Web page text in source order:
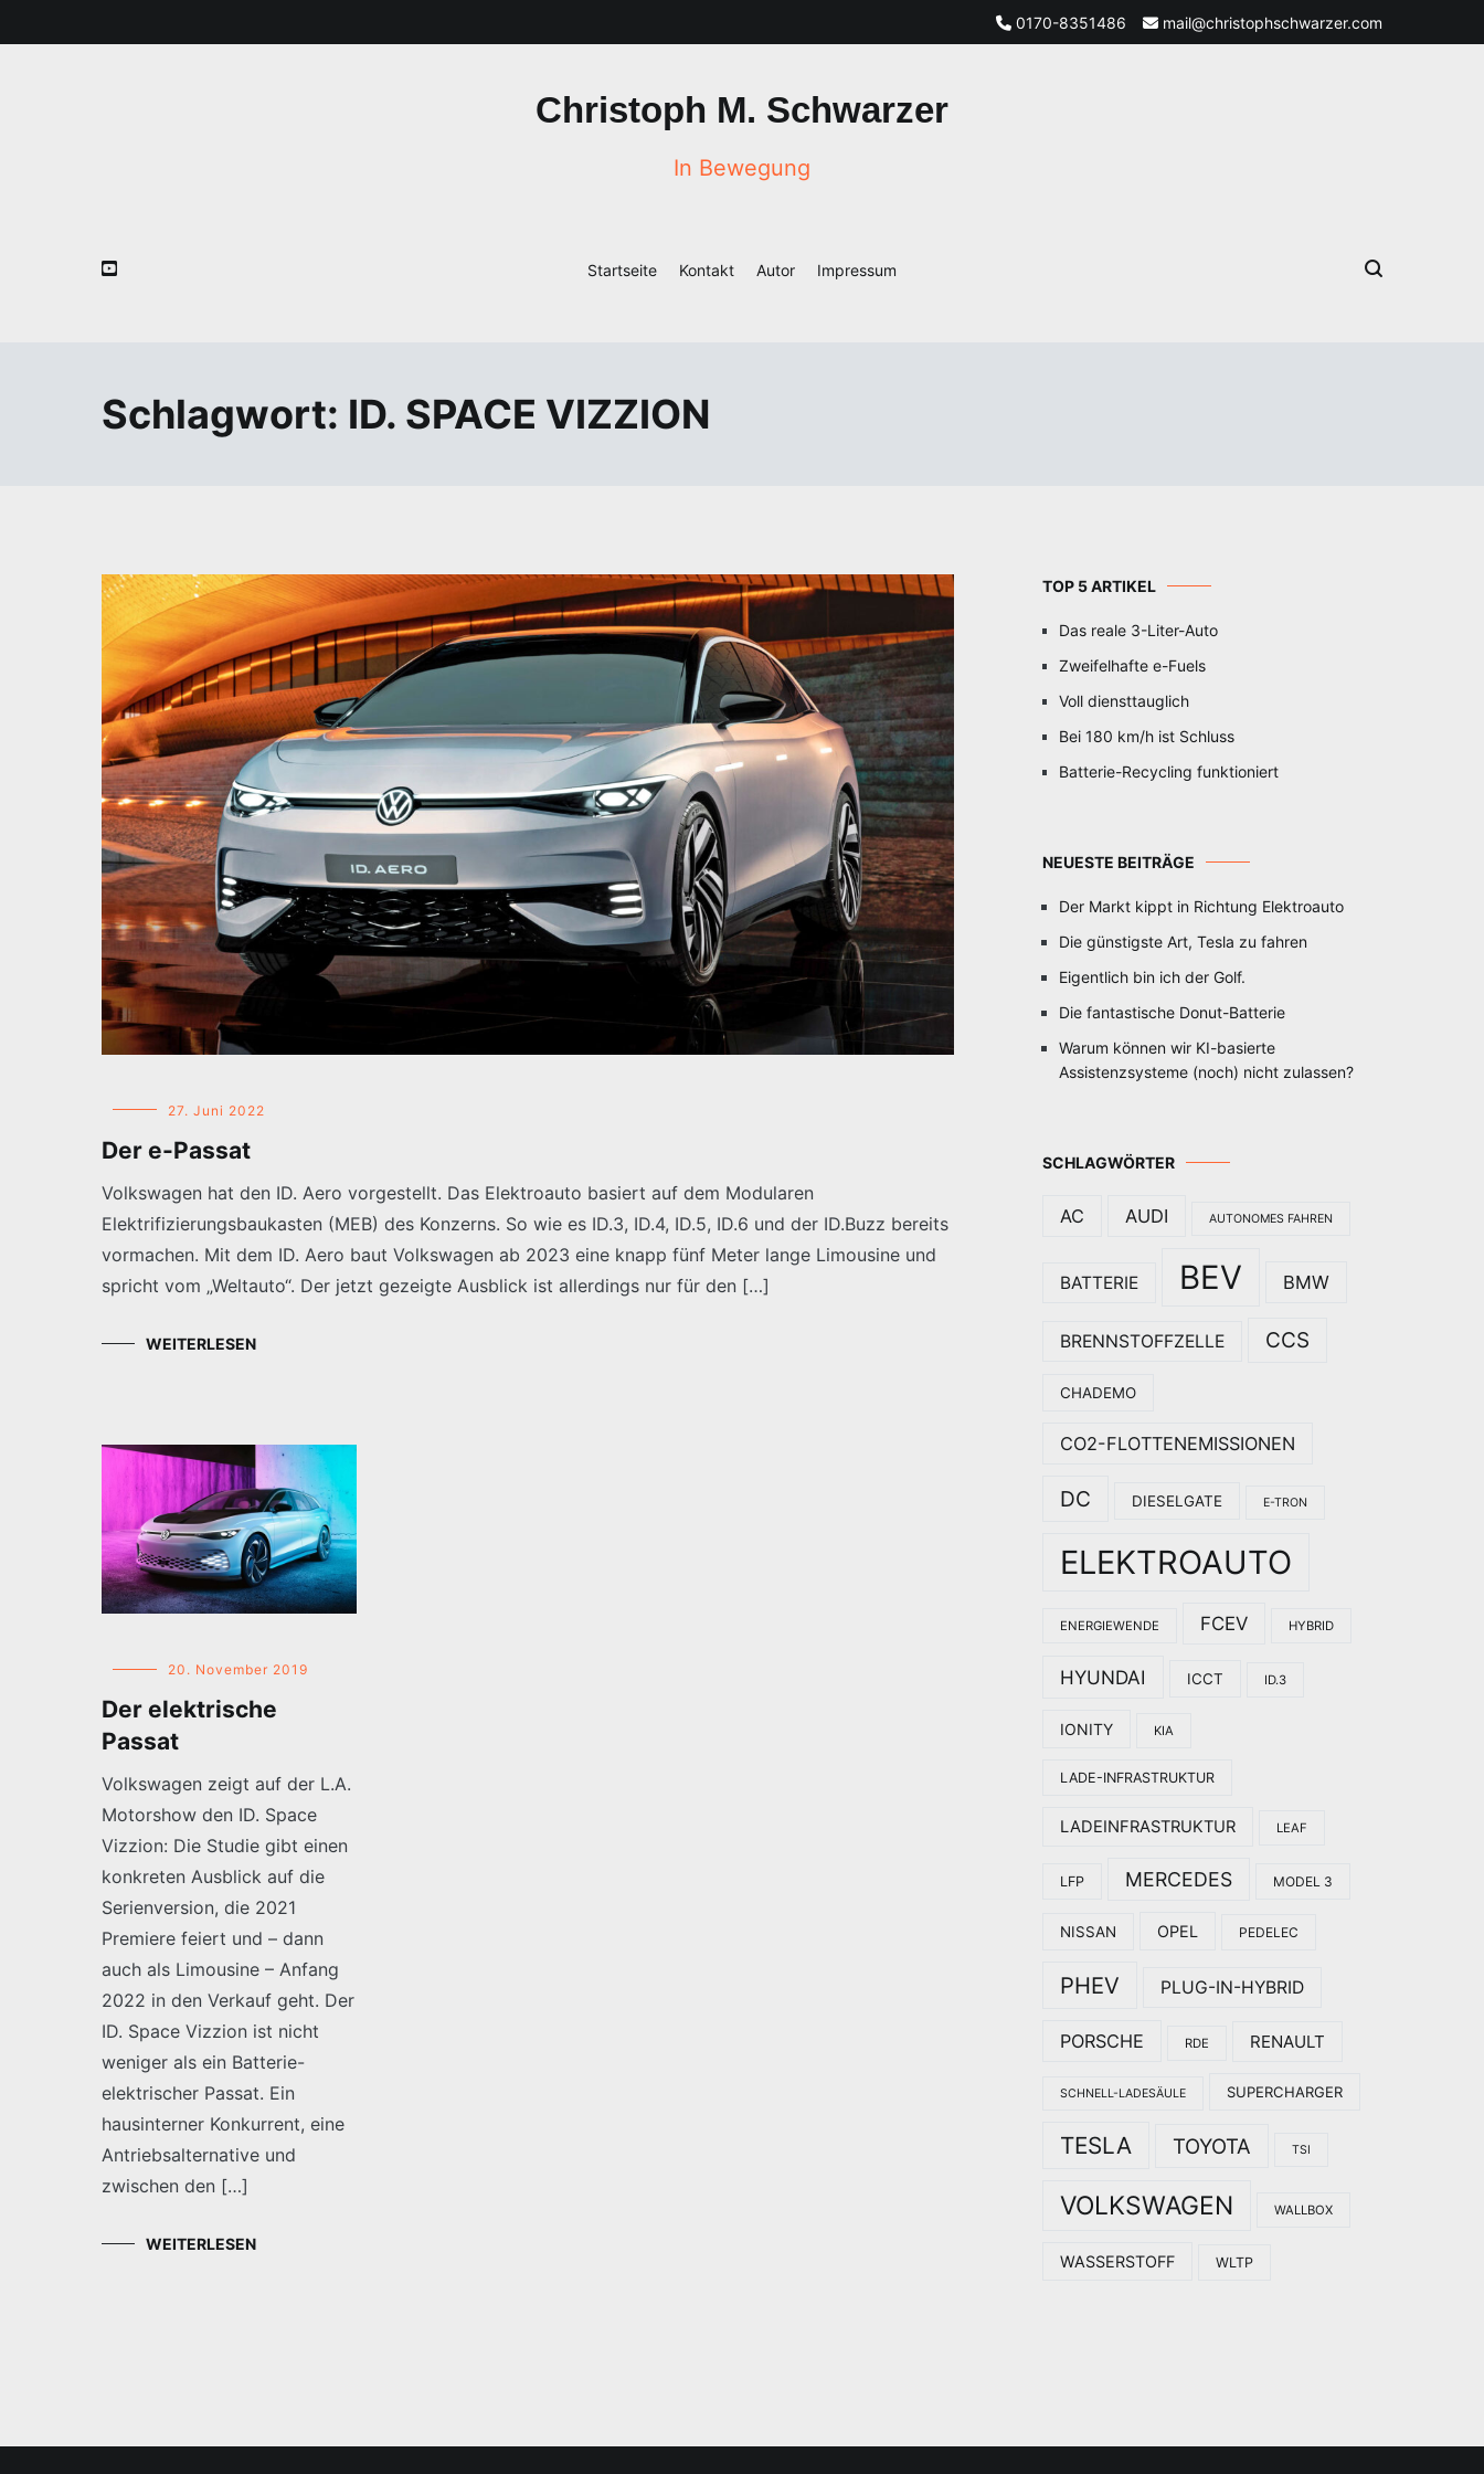
0170-8351486 mail@christophschwarzer.com
Christoph M. Schwarzer
In Bewegung
Startseite Kontakt Autor Impressum
Schlagwort: ID. SPACE VIZZION
27. Juni 2022
Der e-Passat
Volkswagen hat den ID. Aero vorgestellt. Das Elektroauto basiert auf dem Modularen
Elektrifizierungsbaukasten (MEB) des Konzerns. So wie es ID.3, ID.4, ID.5, ID.6 und der ID.Buzz bereits
vormachen. Mit dem ID. Aero baut Volkswagen ab 2023 eine knapp fünf Meter lange Limousine und
spricht vom „Weltauto“. Der jetzt gezeigte Ausblick ist allerdings nur für den […]
WEITERLESEN
20. November 2019
Der elektrische
Passat
Volkswagen zeigt auf der L.A.
Motorshow den ID. Space
Vizzion: Die Studie gibt einen
konkreten Ausblick auf die
Serienversion, die 2021
Premiere feiert und – dann
auch als Limousine – Anfang
2022 in den Verkauf geht. Der
ID. Space Vizzion ist nicht
weniger als ein Batterie-
elektrischer Passat. Ein
hausinterner Konkurrent, eine
Antriebsalternative und
zwischen den […]
WEITERLESEN
TOP 5 ARTIKEL
Das reale 3-Liter-Auto
Zweifelhafte e-Fuels
Voll diensttauglich
Bei 180 km/h ist Schluss
Batterie-Recycling funktioniert
NEUESTE BEITRÄGE
Der Markt kippt in Richtung Elektroauto
Die günstigste Art, Tesla zu fahren
Eigentlich bin ich der Golf.
Die fantastische Donut-Batterie
Warum können wir KI-basierte
Assistenzsysteme (noch) nicht zulassen?
SCHLAGWÖRTER
AC AUDI AUTONOMES FAHREN
BATTERIE BEV BMW
BRENNSTOFFZELLE CCS
CHADEMO
CO2-FLOTTENEMISSIONEN
DC DIESELGATE E-TRON
ELEKTROAUTO
ENERGIEWENDE FCEV HYBRID
HYUNDAI ICCT ID.3
IONITY KIA
LADE-INFRASTRUKTUR
LADEINFRASTRUKTUR LEAF
LFP MERCEDES MODEL 3
NISSAN OPEL PEDELEC
PHEV PLUG-IN-HYBRID
PORSCHE RDE RENAULT
SCHNELL-LADESÄULE SUPERCHARGER
TESLA TOYOTA TSI
VOLKSWAGEN WALLBOX
WASSERSTOFF WLTP